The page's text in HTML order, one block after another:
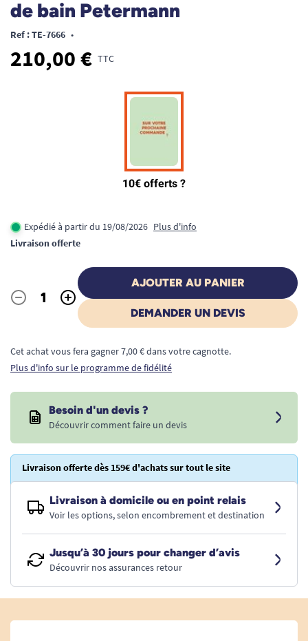
de bain Petermann
Ref : TE-7666 •
210,00 € TTC
Expédié à partir du 19/08/2026 Plus d'info
Livraison offerte
Quantité
- +
AJOUTER AU PANIER
DEMANDER UN DEVIS
Cet achat vous fera gagner 7,00 € dans votre cagnotte.
Plus d'info sur le programme de fidélité
Besoin d'un devis ?
Découvrir comment faire un devis
Livraison offerte dès 159€ d'achats sur tout le site
Livraison à domicile ou en point relais
Voir les options, selon encombrement et destination
Jusqu’à 30 jours pour changer d’avis
Découvrir nos assurances retour